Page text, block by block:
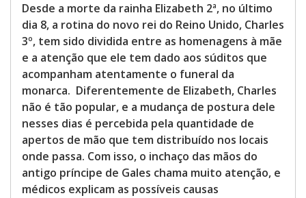
Desde a morte da rainha Elizabeth 2ª, no último
dia 8, a rotina do novo rei do Reino Unido, Charles
3º, tem sido dividida entre as homenagens à mãe
e a atenção que ele tem dado aos súditos que
acompanham atentamente o funeral da
monarca. Diferentemente de Elizabeth, Charles
não é tão popular, e a mudança de postura dele
nesses dias é percebida pela quantidade de
apertos de mão que tem distribuído nos locais
onde passa. Com isso, o inchaço das mãos do
antigo príncipe de Gales chama muito atenção, e
médicos explicam as possíveis causas